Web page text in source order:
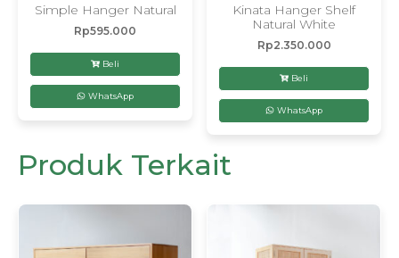
Simple Hanger Natural
Rp595.000
Beli
WhatsApp
Kinata Hanger Shelf
Natural White
Rp2.350.000
Beli
WhatsApp
Produk Terkait